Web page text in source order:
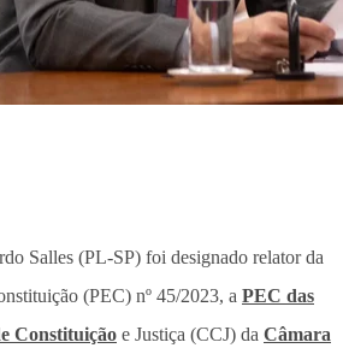
Salles (PL-SP) foi designado relator da
(PEC) nº 45/2023, a PEC das
Constituição e Justiça (CCJ) da Câmara